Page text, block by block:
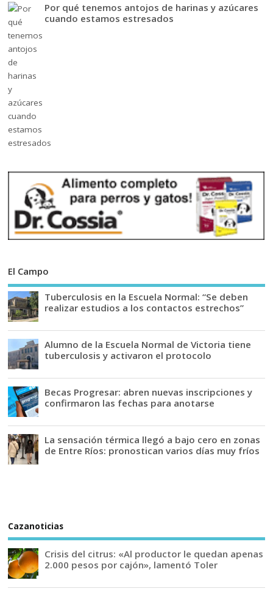
Por qué tenemos antojos de harinas y azúcares
cuando estamos estresados
El Campo
Tuberculosis en la Escuela Normal: “Se deben
realizar estudios a los contactos estrechos”
Alumno de la Escuela Normal de Victoria tiene
tuberculosis y activaron el protocolo
Becas Progresar: abren nuevas inscripciones y
confirmaron las fechas para anotarse
La sensación térmica llegó a bajo cero en zonas
de Entre Ríos: pronostican varios días muy fríos
Cazanoticias
Crisis del citrus: «Al productor le quedan apenas
2.000 pesos por cajón», lamentó Toler